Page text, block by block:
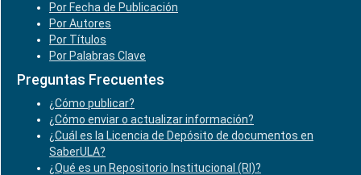
Por Fecha de Publicación
Por Autores
Por Títulos
Por Palabras Clave
Preguntas Frecuentes
¿Cómo publicar?
¿Cómo enviar o actualizar información?
¿Cuál es la Licencia de Depósito de documentos en
SaberULA?
¿Qué es un Repositorio Institucional (RI)?